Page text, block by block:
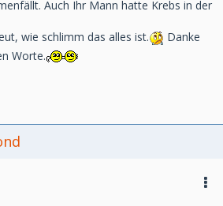
Auch Ihr Mann hatte Krebs in der
wie schlimm das alles ist.
Danke
Worte.